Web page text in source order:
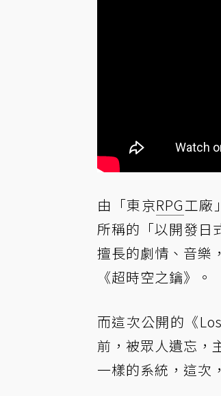
由「東京RPG工廠
所稱的「以開發日
擅長的劇情、音樂
《超時空之鑰》。
而這次公開的《
前，被眾人遺忘，
一樣的系統，這次